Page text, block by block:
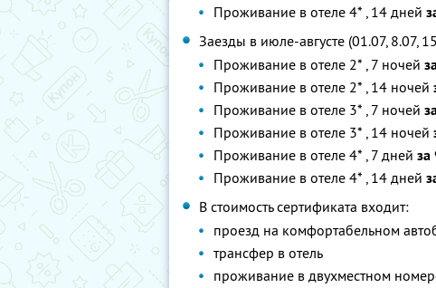
Проживание в отеле 4* , 14 дней
Заезды в июле-августе (01.07, 8.07,
Проживание в отеле 2* , 7 ночей
Проживание в отеле 2* , 14 ночей
Проживание в отеле 3* , 7 ночей
Проживание в отеле 3* , 14 ночей
Проживание в отеле 4* , 7 дней за
Проживание в отеле 4* , 14 дней
В стоимость сертификата входит:
проезд на комфортабельном
трансфер в отель
проживание в двухместном